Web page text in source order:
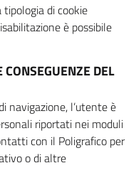
di cookie
è possibile
DEL
navigazione, l’utente è
riportati nei moduli
con il Poligrafico per
o di altre